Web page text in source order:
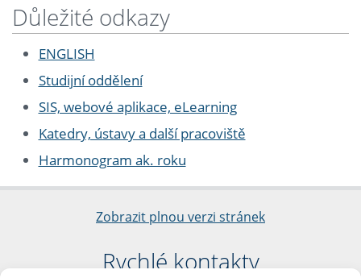
Důležité odkazy
ENGLISH
Studijní oddělení
SIS, webové aplikace, eLearning
Katedry, ústavy a další pracoviště
Harmonogram ak. roku
Zobrazit plnou verzi stránek
Rychlé kontakty